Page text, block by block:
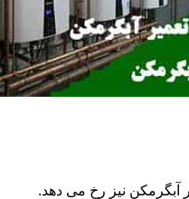
نیز رخ می دهد.